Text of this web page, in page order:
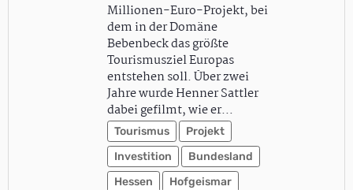
Millionen-Euro-Projekt, bei
dem in der Domäne
Bebenbeck das größte
Tourismusziel Europas
entstehen soll. Über zwei
Jahre wurde Henner Sattler
dabei gefilmt, wie er…
Tourismus
Projekt
Investition
Bundesland
Hessen
Hofgeismar